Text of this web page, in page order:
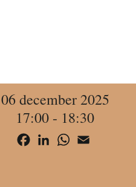
06 december 2025
17:00 - 18:30